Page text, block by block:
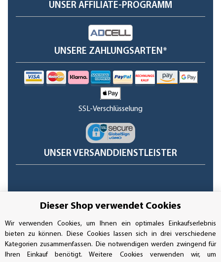
UNSER AFFILIATE-PROGRAMM
UNSERE ZAHLUNGSARTEN*
SSL-Verschlüsselung
UNSER VERSANDDIENSTLEISTER
Dieser Shop verwendet Cookies
Wir verwenden Cookies, um Ihnen ein optimales Einkaufserlebnis
bieten zu können. Diese Cookies lassen sich in drei verschiedene
Kategorien zusammenfassen. Die notwendigen werden zwingend für
Ihren Einkauf benötigt. Weitere Cookies verwenden wir, um